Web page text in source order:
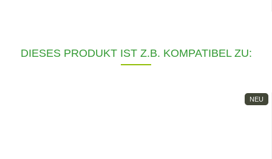
DIESES PRODUKT IST Z.B. KOMPATIBEL ZU:
NEU